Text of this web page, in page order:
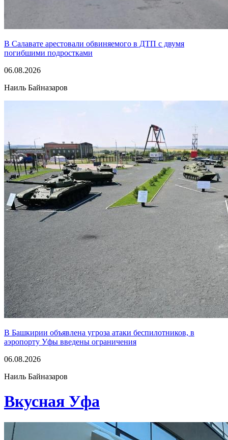
В Салавате арестовали обвиняемого в ДТП с двумя
погибшими подростками
06.08.2026
Наиль Байназаров
В Башкирии объявлена угроза атаки беспилотников, в
аэропорту Уфы введены ограничения
06.08.2026
Наиль Байназаров
Вкусная Уфа